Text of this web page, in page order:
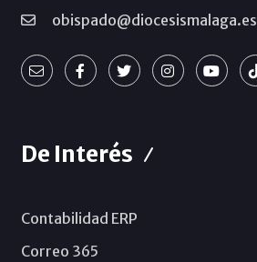
obispado@diocesismalaga.es
De Interés
Contabilidad ERP
Correo 365